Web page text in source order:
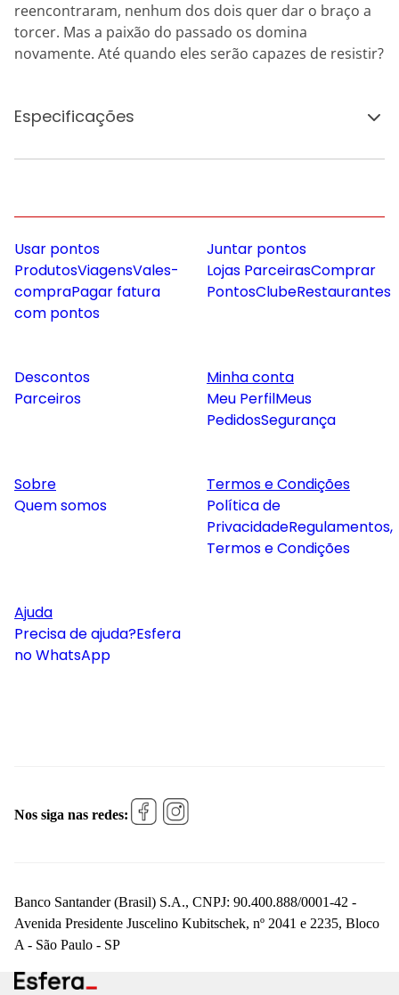
reencontraram, nenhum dos dois quer dar o braço a
torcer. Mas a paixão do passado os domina
novamente. Até quando eles serão capazes de resistir?
Especificações
Usar pontos
ProdutosViagensVales-
compraPagar fatura
com pontos
Juntar pontos
Lojas ParceirasComprar
PontosClubeRestaurantes
Descontos
Parceiros
Minha conta
Meu PerfilMeus
PedidosSegurança
Sobre
Quem somos
Termos e Condições
Política de
PrivacidadeRegulamentos,
Termos e Condições
Ajuda
Precisa de ajuda?Esfera
no WhatsApp
Nos siga nas redes:
Banco Santander (Brasil) S.A., CNPJ: 90.400.888/0001-42 -
Avenida Presidente Juscelino Kubitschek, nº 2041 e 2235, Bloco
A - São Paulo - SP